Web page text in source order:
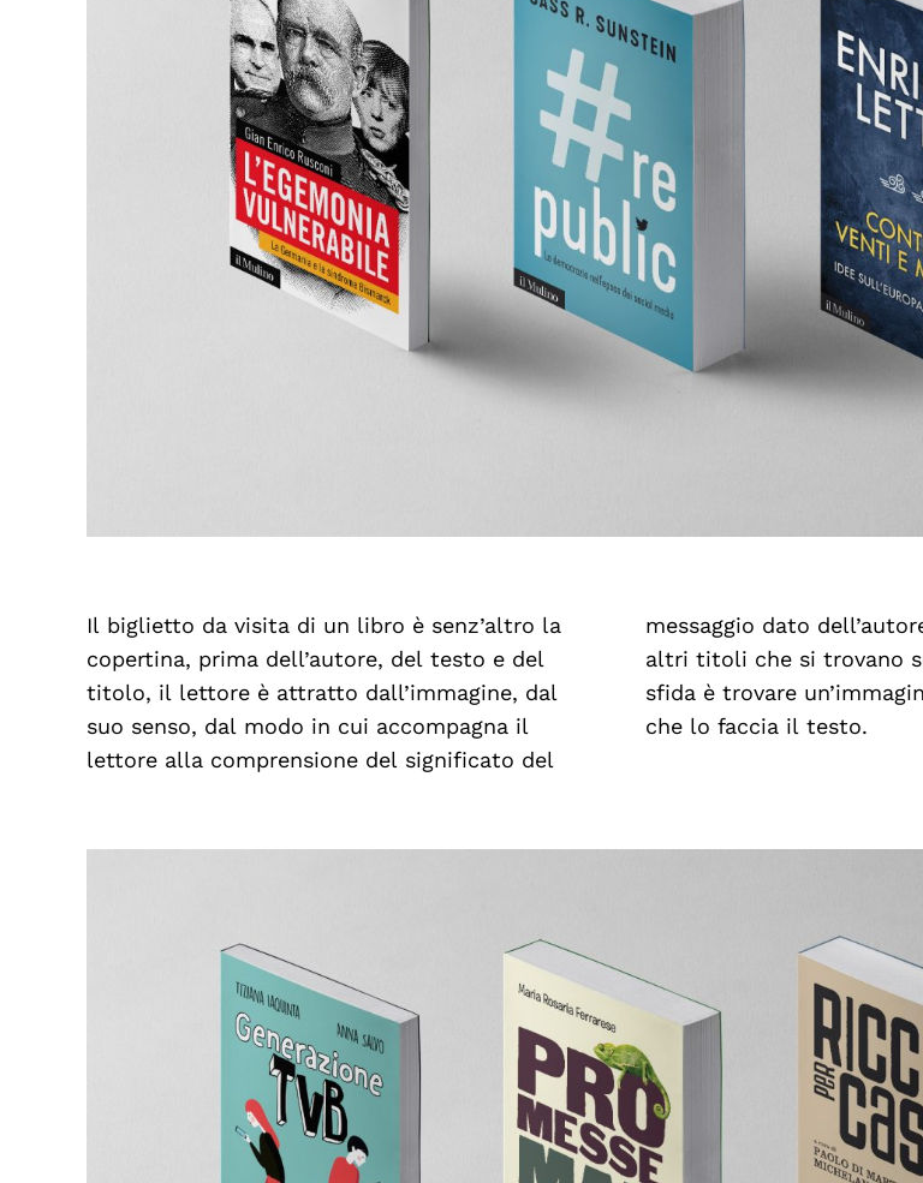
Il biglietto da visita di un libro è senz’altro la
copertina, prima dell’autore, del testo e del
titolo, il lettore è attratto dall’immagine, dal
suo senso, dal modo in cui accompagna il
lettore alla comprensione del significato del
messaggio dato dell’autore. Tra una miriade di
altri titoli che si trovano sullo stesso scaffale, la
sfida è trovare un’immagine che gli parli prima
che lo faccia il testo.